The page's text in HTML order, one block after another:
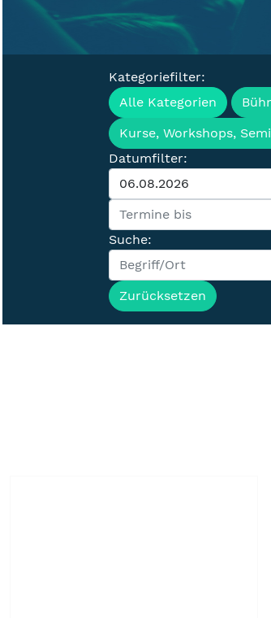
Kategoriefilter:
Alle Kategorien
Kurse, Workshops,
Datumfilter:
Suche:
Zurücksetzen